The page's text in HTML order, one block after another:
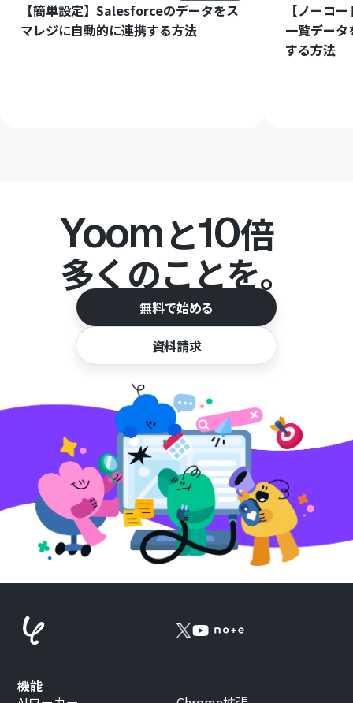
【簡単設定】Salesforceのデータをス
マレジに自動的に連携する方法
【ノーコ
一覧デー
する方法
Yoomと10倍
多くのことを。
無料で始める
資料請求
機能